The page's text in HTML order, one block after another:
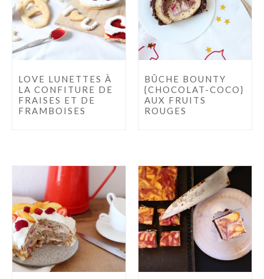
LOVE LUNETTES À
LA CONFITURE DE
FRAISES ET DE
FRAMBOISES
BÛCHE BOUNTY
{CHOCOLAT-COCO}
AUX FRUITS
ROUGES